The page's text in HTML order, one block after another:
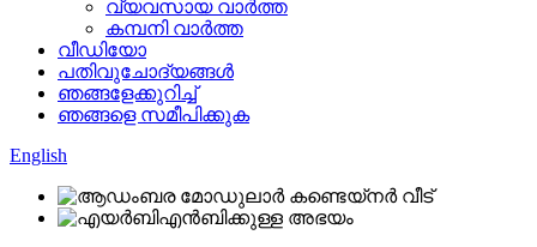
വ്യവസായ വാർത്ത
കമ്പനി വാർത്ത
വീഡിയോ
പതിവുചോദ്യങ്ങൾ
ഞങ്ങളേക്കുറിച്ച്
ഞങ്ങളെ സമീപിക്കുക
English